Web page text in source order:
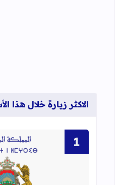
الاكثر زيارة خلال هذا